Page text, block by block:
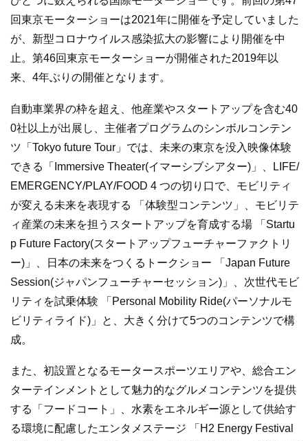
回東京モーターショーは2021年に開催を予定していました
が、新型コロナウイルス感染拡大の影響により開催を中
止。第46回東京モーターショーが開催された2019年以
来、4年ぶりの開催となります。
自動車業界の枠を超え、他産業やスタートアップを含む40
0社以上が出展し、主催者プログラムのシンボルコンテン
ツ「Tokyo future Tour」では、未来の東京を没入映像体験
できる「Immersive Theater(イマーシブシアター)」、LIFE/
EMERGENCY/PLAY/FOOD 4 つの切り口で、モビリティ
が変える未来を表現する 「体験型コンテンツ」、モビリテ
ィ産業の未来を担うスタートアップを育成する場 「Startu
p Future Factory(スタートアップフューチャーファクトリ
ー)」、日本の未来をつくるトークショー 「Japan Future
Session(ジャパンフューチャーセッション)」、次世代モビ
リティを試乗体験 「Personal Mobility Ride(パーソナルモ
ビリティライド)」と、大きく分けて5つのコンテンツで構
成。
また、初設置となるモータースポーツエリアや、総合エン
ターテインメントとして魅力的なグルメコンテンツを提供
する「フードコート」、水素をエネルギー源として供給す
る環境に配慮したエンタメステージ 「H2 Energy Festival